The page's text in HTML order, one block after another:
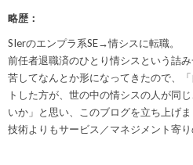
略歴：
SIerのエンプラ系SE→情シスに転職。
前任者退職済のひとり情シスという詰
苦してなんとか形になってきたので、
トした方が、世の中の情シスの人が同
いか」と思い、このブログを立ち上げま
技術よりもサービス／マネジメント寄